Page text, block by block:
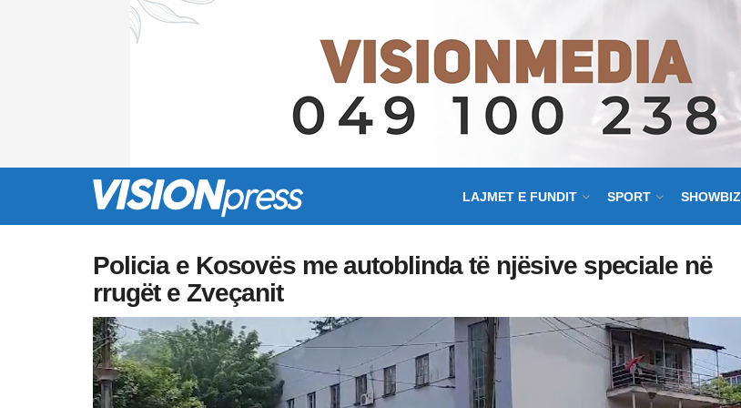
LAJMET E FUNDIT SPORT SHOWBIZ
Policia e Kosovës me autoblinda të njësive speciale në
rrugët e Zveçanit